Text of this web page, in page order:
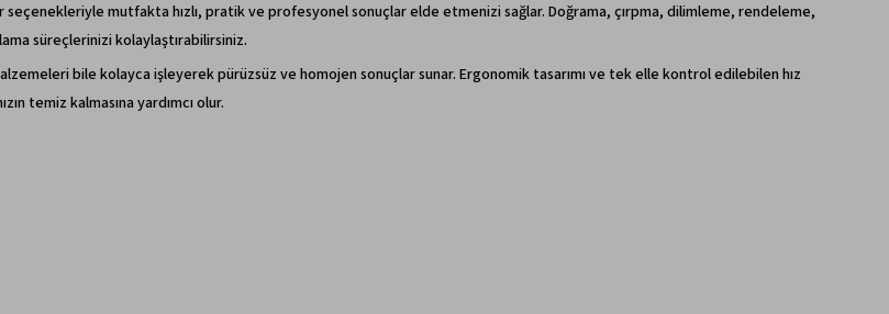
mutfakta hızlı, pratik ve profesyonel sonuçlar elde etmenizi sağlar. Doğrama, çırpma, dilimleme, rendeleme,
süreçlerinizi kolaylaştırabilirsiniz.
bile kolayca işleyerek pürüzsüz ve homojen sonuçlar sunar. Ergonomik tasarımı ve tek elle kontrol edilebilen hız
temiz kalmasına yardımcı olur.